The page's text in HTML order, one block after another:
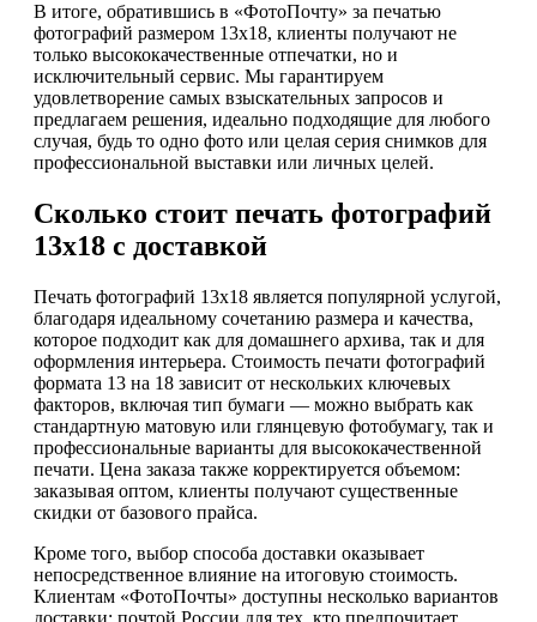
В итоге, обратившись в «ФотоПочту» за печатью
фотографий размером 13х18, клиенты получают не
только высококачественные отпечатки, но и
исключительный сервис. Мы гарантируем
удовлетворение самых взыскательных запросов и
предлагаем решения, идеально подходящие для любого
случая, будь то одно фото или целая серия снимков для
профессиональной выставки или личных целей.
Сколько стоит печать фотографий
13х18 с доставкой
Печать фотографий 13х18 является популярной услугой,
благодаря идеальному сочетанию размера и качества,
которое подходит как для домашнего архива, так и для
оформления интерьера. Стоимость печати фотографий
формата 13 на 18 зависит от нескольких ключевых
факторов, включая тип бумаги — можно выбрать как
стандартную матовую или глянцевую фотобумагу, так и
профессиональные варианты для высококачественной
печати. Цена заказа также корректируется объемом:
заказывая оптом, клиенты получают существенные
скидки от базового прайса.
Кроме того, выбор способа доставки оказывает
непосредственное влияние на итоговую стоимость.
Клиентам «ФотоПочты» доступны несколько вариантов
доставки: почтой России для тех, кто предпочитает